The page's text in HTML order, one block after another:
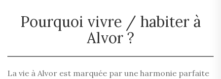
Pourquoi vivre / habiter à
Alvor ?
La vie à Alvor est marquée par une harmonie parfaite